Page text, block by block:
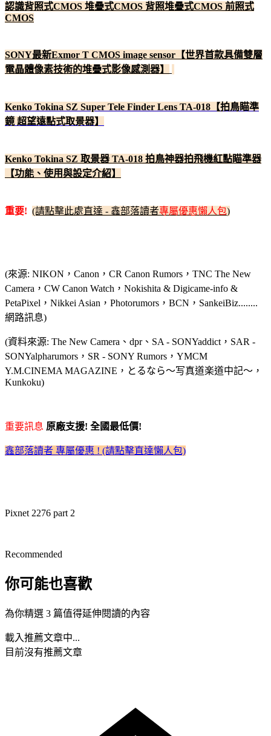
認識背照式CMOS 堆疊式CMOS 背照堆疊式CMOS 前照式
CMOS
SONY最新Exmor T CMOS image sensor【世界首款具備雙層
電晶體像素技術的堆疊式影像感測器】
Kenko Tokina SZ Super Tele Finder Lens TA-018【拍鳥瞄準
鏡 超望遠點式取景器】
Kenko Tokina SZ 取景器 TA-018 拍鳥神器拍飛機紅點瞄準器
【功能、使用與設定介紹】
重要! (請點擊此處直達 - 鑫部落讀者專屬優惠懶人包)
(來源: NIKON，Canon，CR Canon Rumors，TNC The New
Camera，CW Canon Watch，Nokishita & Digicame-info &
PetaPixel，Nikkei Asian，Photorumors，BCN，SankeiBiz........
網路訊息)
(資料來源: The New Camera、dpr、SA - SONYaddict，SAR -
SONYalpharumors，SR - SONY Rumors，YMCM
Y.M.CINEMA MAGAZINE，とるなら～写真道楽道中記～，
Kunkoku)
重要訊息 原廠支援! 全國最低價!
鑫部落讀者 專屬優惠 ! (請點擊直達懶人包)
Pixnet 2276 part 2
Recommended
你可能也喜歡
為你精選 3 篇值得延伸閱讀的內容
載入推薦文章中...
目前沒有推薦文章